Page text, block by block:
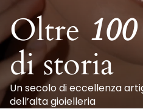
Oltre 100
di storia
Un secolo di eccellenza
dell’alta gioielleria